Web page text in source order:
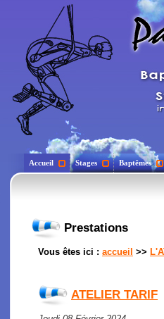
Accueil Stages Baptêmes
Prestations
Vous êtes ici : accueil >>
ATELIER TARIF